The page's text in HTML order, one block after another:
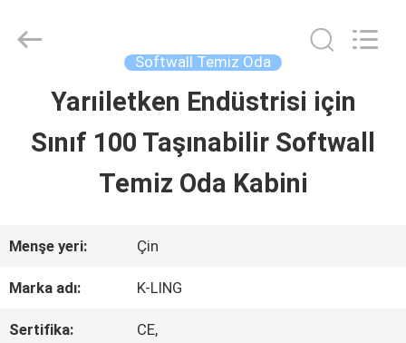
EVDE
BIZIM
HAKKIMIZDA
Purification
Softwall Temiz Oda
Yarıiletken Endüstrisi için
Sınıf 100 Taşınabilir Softwall
Temiz Oda Kabini
Menşe yeri: Çin
Marka adı: K-LING
Sertifika: CE,